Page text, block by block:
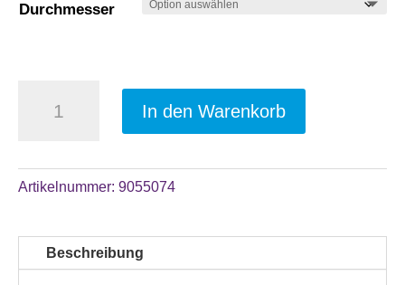
Durchmesser
Schiefer
„Daheim
Wetterau“,
In den Warenkorb
l
Artikelnummer: 9055074
Beschreibung